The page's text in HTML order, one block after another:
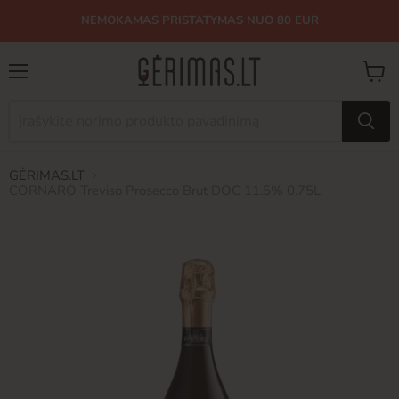
NEMOKAMAS PRISTATYMAS NUO 80 EUR
GĖRIMAS.LT